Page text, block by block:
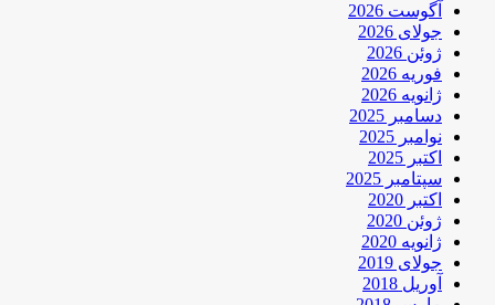
آگوست 2026
جولای 2026
ژوئن 2026
فوریه 2026
ژانویه 2026
دسامبر 2025
نوامبر 2025
اکتبر 2025
سپتامبر 2025
اکتبر 2020
ژوئن 2020
ژانویه 2020
جولای 2019
آوریل 2018